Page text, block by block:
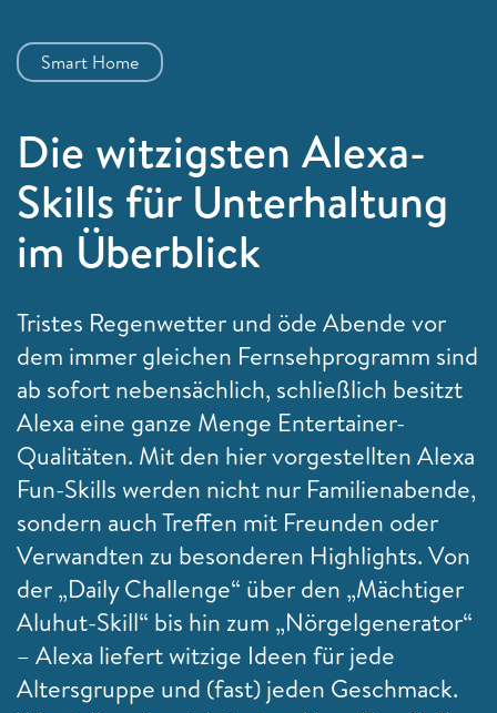
Smart Home
Die witzigsten Alexa-
Skills für Unterhaltung
im Überblick
Tristes Regenwetter und öde Abende vor
dem immer gleichen Fernsehprogramm sind
ab sofort nebensächlich, schließlich besitzt
Alexa eine ganze Menge Entertainer-
Qualitäten. Mit den hier vorgestellten Alexa
Fun-Skills werden nicht nur Familienabende,
sondern auch Treffen mit Freunden oder
Verwandten zu besonderen Highlights. Von
der „Daily Challenge“ über den „Mächtiger
Aluhut-Skill“ bis hin zum „Nörgelgenerator“
– Alexa liefert witzige Ideen für jede
Altersgruppe und (fast) jeden Geschmack.